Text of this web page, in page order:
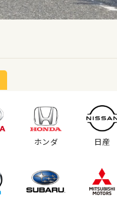
ホンダ 日産